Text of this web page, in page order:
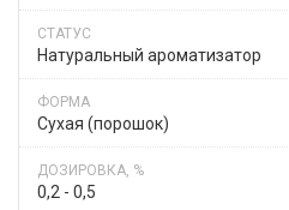
Натуральный ароматизатор
Сухая (порошок)
0,2 - 0,5